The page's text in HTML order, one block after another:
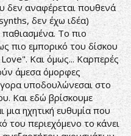
δεν αναφέρεται πουθενά
δεν έχω ιδέα)
παθιασμένα. Το πιο
πιο εμπορικό του δίσκου
Και όμως... Καρπερές
άμεσα όμορφες
υποδουλώνεσαι στο
Και εδώ βρίσκουμε
ηχητική ευθυμία που
του περιεχόμενο το κάνει